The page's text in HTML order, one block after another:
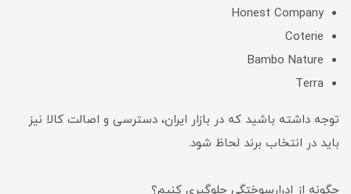
Honest Company
Coterie
Bambo Nature
Terra
توجه داشته باشید که در بازار ایران، دسترسی و اصالت کالا نیز
باید در انتخاب برند لحاظ شود.